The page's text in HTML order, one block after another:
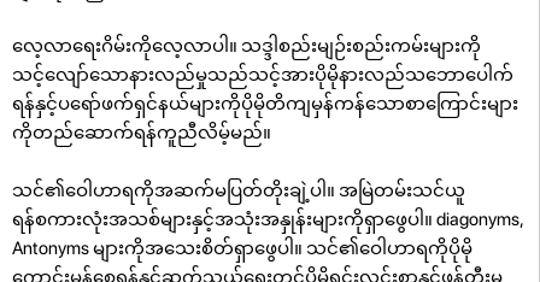
လေ့လာရေးဂိမ်းကိုလေ့လာပါ။ သဒ္ဒါစည်းမျဉ်းစည်းကမ်းများကို
သင့်လျော်သောနားလည်မှုသည်သင့်အားပိုမိုနားလည်သဘောပေါက်
ရန်နှင့်ပရော်ဖက်ရှင်နယ်များကိုပိုမိုတိကျမှန်ကန်သောစာကြောင်းများ
ကိုတည်ဆောက်ရန်ကူညီလိမ့်မည်။
သင်၏ဝေါဟာရကိုအဆက်မပြတ်တိုးချဲ့ပါ။ အမြဲတမ်းသင်ယူ
ရန်စကားလုံးအသစ်များနှင့်အသုံးအနှုန်းများကိုရှာဖွေပါ။ diagonyms,
Antonyms များကိုအသေးစိတ်ရှာဖွေပါ။ သင်၏ဝေါဟာရကိုပိုမို
ကောင်းမွန်စေရန်နှင့်ဆက်သွယ်ရေးတွင်ပိုမိုရှင်းလင်းစွာနှင့်ဖန်တီးမှု